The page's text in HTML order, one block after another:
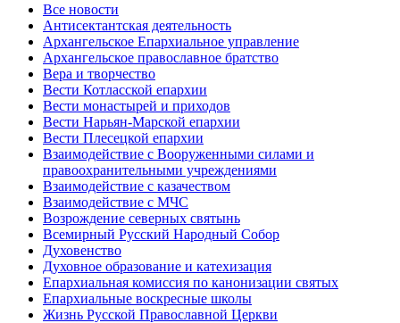
Все новости
Антисектантская деятельность
Архангельское Епархиальное управление
Архангельское православное братство
Вера и творчество
Вести Котласской епархии
Вести монастырей и приходов
Вести Нарьян-Марской епархии
Вести Плесецкой епархии
Взаимодействие с Вооруженными силами и
правоохранительными учреждениями
Взаимодействие с казачеством
Взаимодействие с МЧС
Возрождение северных святынь
Всемирный Русский Народный Собор
Духовенство
Духовное образование и катехизация
Епархиальная комиссия по канонизации святых
Епархиальные воскресные школы
Жизнь Русской Православной Церкви